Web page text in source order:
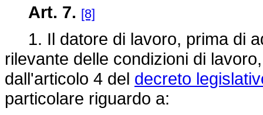
Art. 7. [8]
1. Il datore di lavoro, prima di
rilevante delle condizioni di
dall'articolo 4 del decreto
particolare riguardo a: